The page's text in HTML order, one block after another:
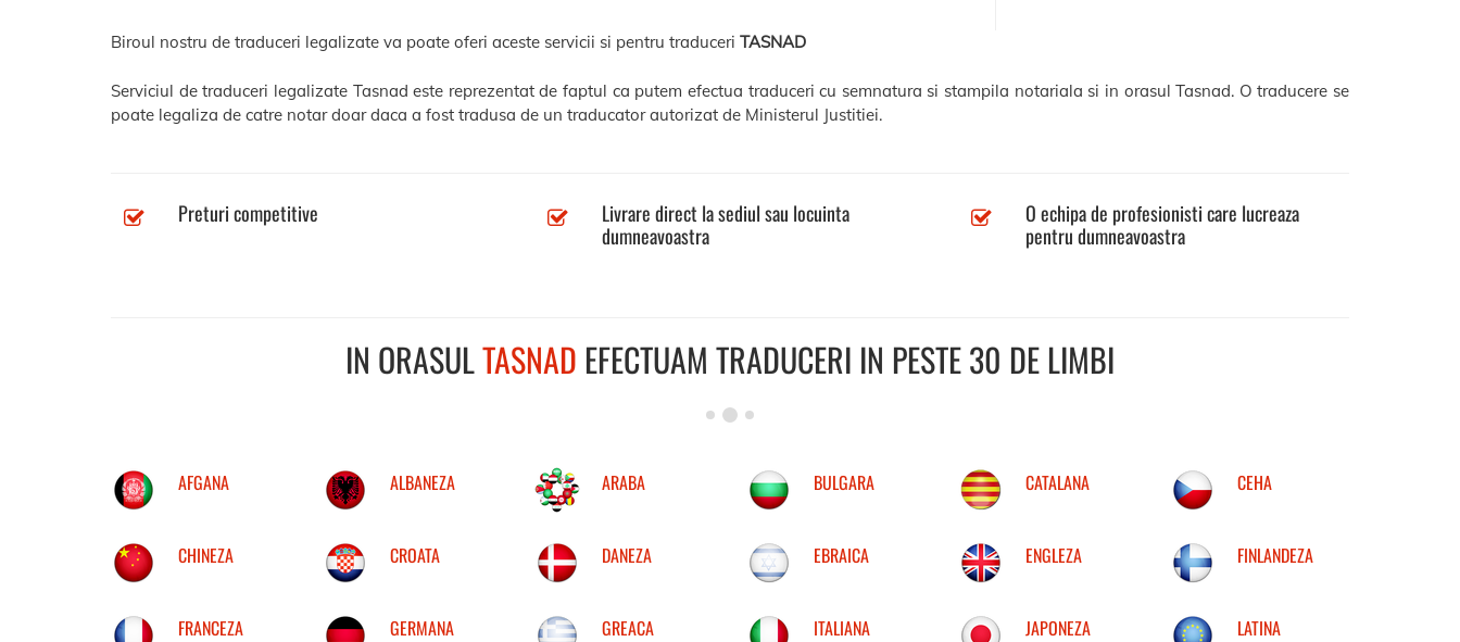
Biroul nostru de traduceri legalizate va poate oferi aceste servicii si pentru traduceri TASNAD
Serviciul de traduceri legalizate Tasnad este reprezentat de faptul ca putem efectua traduceri cu semnatura si stampila notariala si in orasul Tasnad. O traducere se
poate legaliza de catre notar doar daca a fost tradusa de un traducator autorizat de Ministerul Justitiei.
Preturi competitive
Livrare direct la sediul sau locuinta
dumneavoastra
O echipa de profesionisti care lucreaza
pentru dumneavoastra
IN ORASULTASNAD EFECTUAM TRADUCERI IN PESTE 30 DE LIMBI
AFGANA ALBANEZA ARABA BULGARA CATALANA CEHA
CHINEZA CROATA DANEZA EBRAICA ENGLEZA FINLANDEZA
FRANCEZA GERMANA GREACA ITALIANA JAPONEZA LATINA